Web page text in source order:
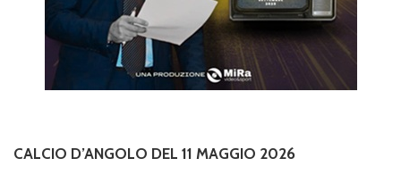
CALCIO D’ANGOLO DEL 11 MAGGIO 2026